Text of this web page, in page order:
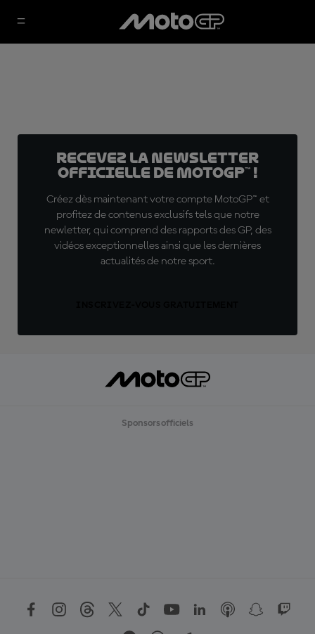
Recevez la Newsletter
officielle de MotoGP™ !
Créez dès maintenant votre compte MotoGP™ et
profitez de contenus exclusifs tels que notre
newletter, qui comprend des rapports des GP, des
vidéos exceptionnelles ainsi que les dernières
actualités de notre sport.
Sponsors officiels